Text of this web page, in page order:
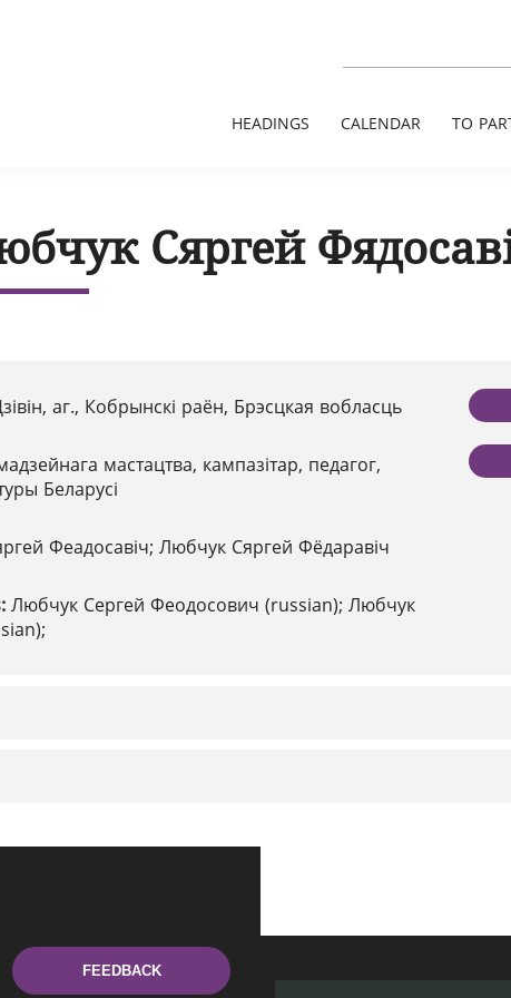
HEADINGS CALENDAR TO
Сяргей
аг., Кобрынскі раён, Брэсцкая вобласць
мастацтва, кампазітар, педагог,
Беларусі
Феадосавіч; Любчук Сяргей Фёдаравіч
Любчук Сергей Феодосович (russian); Любчук
FEEDBACK